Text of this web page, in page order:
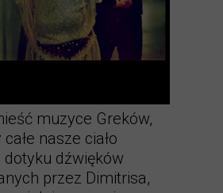
muzyce Greków,
nasze ciało
dotyku dźwięków
przez Dimitrisa,